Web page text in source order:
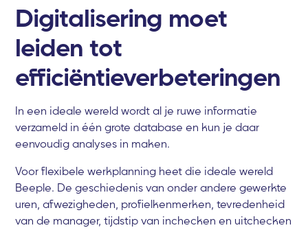
Digitalisering moet
leiden tot
efficiëntieverbeteringen
In een ideale wereld wordt al je ruwe informatie
verzameld in één grote database en kun je daar
eenvoudig analyses in maken.
Voor flexibele werkplanning heet die ideale wereld
Beeple. De geschiedenis van onder andere gewerkte
uren, afwezigheden, profielkenmerken, tevredenheid
van de manager, tijdstip van inchecken en uitchecken